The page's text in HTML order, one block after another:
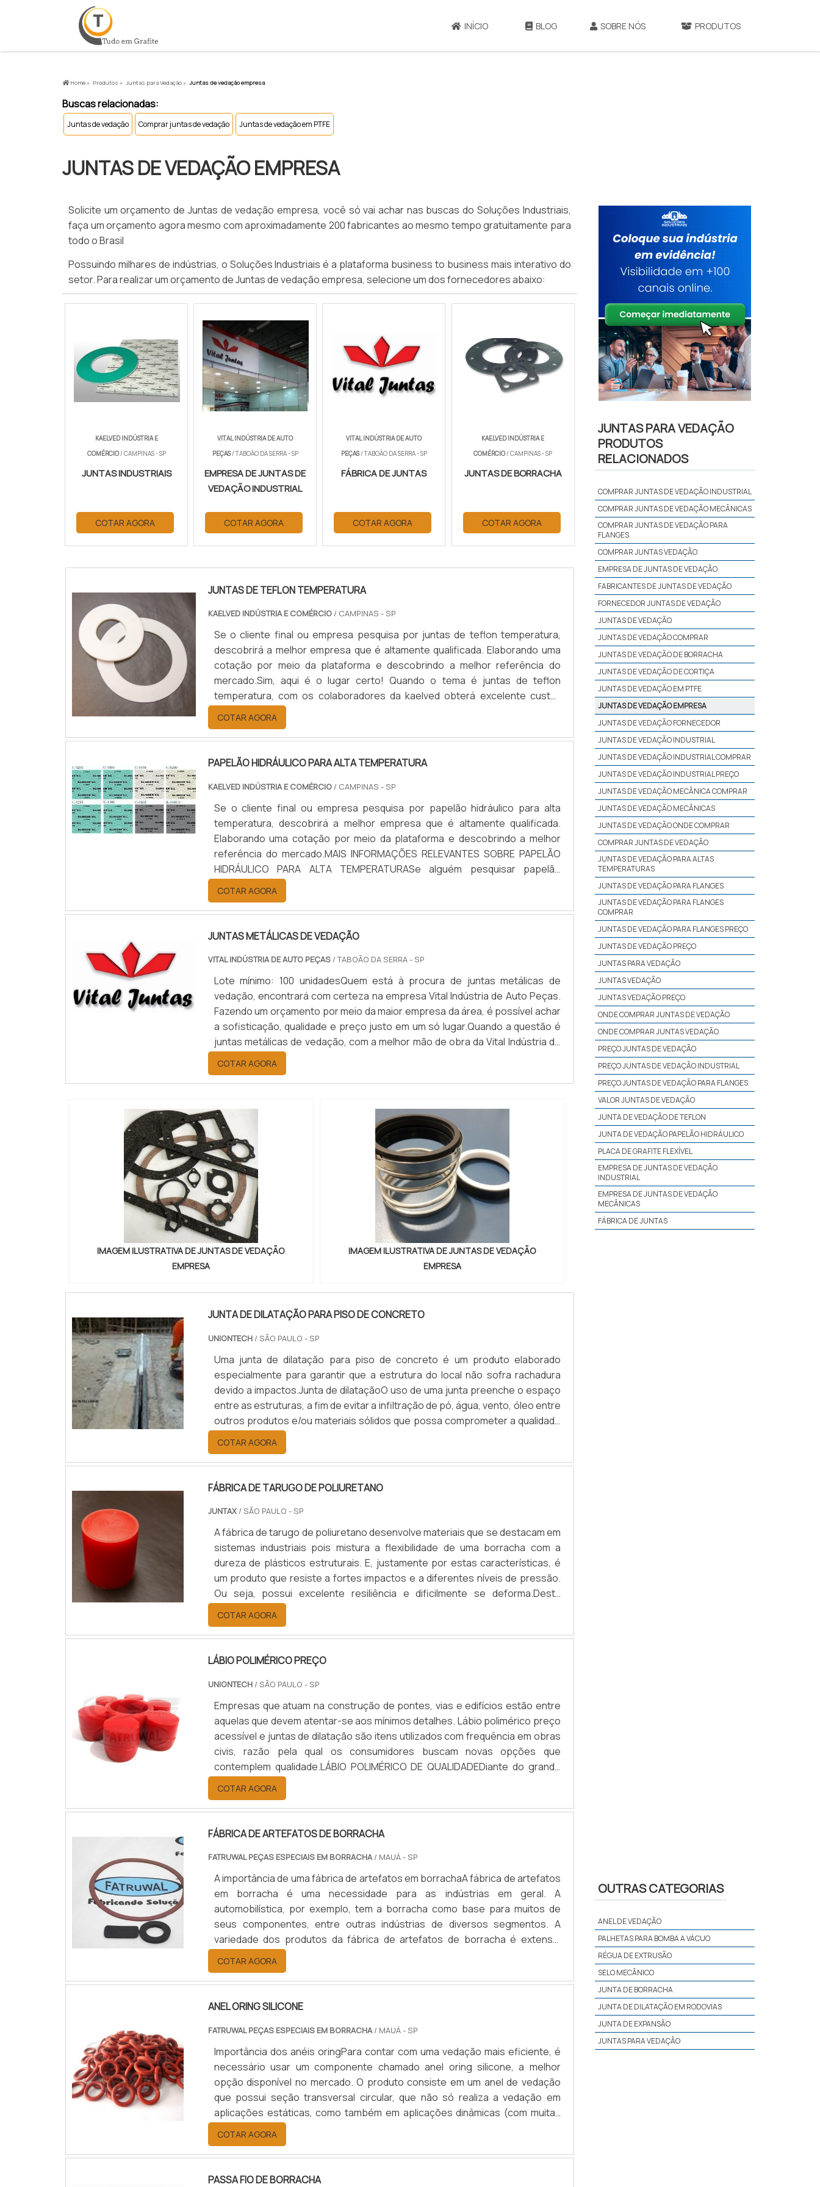
INÍCIO BLOG SOBRE NÓS PRODUTOS
Home » Produtos » Juntas para Vedação » Juntas de vedação empresa
Buscas relacionadas:
Juntas de vedação Comprar juntas de vedação Juntas de vedação em PTFE
JUNTAS DE VEDAÇÃO EMPRESA
Solicite um orçamento de Juntas de vedação empresa, você só vai achar nas buscas do Soluções Industriais,
faça um orçamento agora mesmo com aproximadamente 200 fabricantes ao mesmo tempo gratuitamente para
todo o Brasil
Possuindo milhares de indústrias, o Soluções Industriais é a plataforma business to business mais interativo do
setor. Para realizar um orçamento de Juntas de vedação empresa, selecione um dos fornecedores abaixo:
KAELVED INDÚSTRIA E
COMÉRCIO/ CAMPINAS - SP
JUNTAS INDUSTRIAIS
COTAR AGORA
VITAL INDÚSTRIA DE AUTO
PEÇAS/ TABOÃO DA SERRA - SP
EMPRESA DE JUNTAS DE
VEDAÇÃO INDUSTRIAL
COTAR AGORA
VITAL INDÚSTRIA DE AUTO
PEÇAS/ TABOÃO DA SERRA - SP
FÁBRICA DE JUNTAS
COTAR AGORA
KAELVED INDÚSTRIA E
COMÉRCIO/ CAMPINAS - SP
JUNTAS DE BORRACHA
COTAR AGORA
JUNTAS DE TEFLON TEMPERATURA
KAELVED INDÚSTRIA E COMÉRCIO / CAMPINAS - SP
Se o cliente final ou empresa pesquisa por juntas de teflon temperatura,
descobrirá a melhor empresa que é altamente qualificada. Elaborando uma
cotação por meio da plataforma e descobrindo a melhor referência do
mercado.Sim, aqui é o lugar certo! Quando o tema é juntas de teflon
temperatura, com os colaboradores da kaelved obterá excelente custo-
benefício com assessoria técnica especializada.UM POUCO MAIS SOBRE
JUNTAS DE TEFLON TEMPERA...
COTAR AGORA
PAPELÃO HIDRÁULICO PARA ALTA TEMPERATURA
KAELVED INDÚSTRIA E COMÉRCIO / CAMPINAS - SP
Se o cliente final ou empresa pesquisa por papelão hidráulico para alta
temperatura, descobrirá a melhor empresa que é altamente qualificada.
Elaborando uma cotação por meio da plataforma e descobrindo a melhor
referência do mercado.MAIS INFORMAÇÕES RELEVANTES SOBRE PAPELÃO
HIDRÁULICO PARA ALTA TEMPERATURASe alguém pesquisar papelão
hidráulico para alta temperatura encontra na internet a kaelved. Uma
empresa com alto know-how em laudos ...
COTAR AGORA
JUNTAS METÁLICAS DE VEDAÇÃO
VITAL INDÚSTRIA DE AUTO PEÇAS / TABOÃO DA SERRA - SP
Lote mínimo: 100 unidadesQuem está à procura de juntas metálicas de
vedação, encontrará com certeza na empresa Vital Indústria de Auto Peças.
Fazendo um orçamento por meio da maior empresa da área, é possível achar
a sofisticação, qualidade e preço justo em um só lugar.Quando a questão é
juntas metálicas de vedação, com a melhor mão de obra da Vital Indústria de
Auto Peças, o cliente receberá ótima qualidade com responsabilidade
ambient...
COTAR AGORA
IMAGEM ILUSTRATIVA DE JUNTAS DE VEDAÇÃO
EMPRESA
IMAGEM ILUSTRATIVA DE JUNTAS DE VEDAÇÃO
EMPRESA
JUNTA DE DILATAÇÃO PARA PISO DE CONCRETO
UNIONTECH/ SÃO PAULO - SP
Uma junta de dilatação para piso de concreto é um produto elaborado
especialmente para garantir que a estrutura do local não sofra rachadura
devido a impactos.Junta de dilataçãoO uso de uma junta preenche o espaço
entre as estruturas, a fim de evitar a infiltração de pó, água, vento, óleo entre
outros produtos e/ou materiais sólidos que possa comprometer a qualidade
da construção. Uma vez que é assimilada a importância de prezar por uma
boa junta de movimentação, é possível assegurar maior durab.
COTAR AGORA
FÁBRICA DE TARUGO DE POLIURETANO
JUNTAX/ SÃO PAULO - SP
A fábrica de tarugo de poliuretano desenvolve materiais que se destacam em
sistemas industriais pois mistura a flexibilidade de uma borracha com a
dureza de plásticos estruturais. E, justamente por estas características, é
um produto que resiste a fortes impactos e a diferentes níveis de pressão.
Ou seja, possui excelente resiliência e dificilmente se deforma.Desta
maneira, pode ser usado em diversos maquinários de uma indústria, seja
como um componente elétrico, de amortecimento ou de vedação. .
COTAR AGORA
LÁBIO POLIMÉRICO PREÇO
UNIONTECH/ SÃO PAULO - SP
Empresas que atuam na construção de pontes, vias e edifícios estão entre
aquelas que devem atentar-se aos mínimos detalhes. Lábio polimérico preço
acessível e juntas de dilatação são itens utilizados com frequência em obras
civis, razão pela qual os consumidores buscam novas opções que
contemplem qualidade.LÁBIO POLIMÉRICO DE QUALIDADEDiante do grande
crescimento no setor da construção civil e obras públicas, as empresas que
atuam no setor industrial responsável por desenvolver e produzir este t.
COTAR AGORA
FÁBRICA DE ARTEFATOS DE BORRACHA
FATRUWAL PEÇAS ESPECIAIS EM BORRACHA/ MAUÁ - SP
A importância de uma fábrica de artefatos em borrachaA fábrica de artefatos
em borracha é uma necessidade para as indústrias em geral. A
automobilística, por exemplo, tem a borracha como base para muitos de
seus componentes, entre outras indústrias de diversos segmentos. A
variedade dos produtos da fábrica de artefatos de borracha é extensa,
podendo acarretar em itens de: - Segurança; - Proteção; - Vedação; -
Componentes de engrenagens; - Máquinas, entre outros.É importante
garantir a qualidade .
COTAR AGORA
ANEL ORING SILICONE
FATRUWAL PEÇAS ESPECIAIS EM BORRACHA/ MAUÁ - SP
Importância dos anéis oringPara contar com uma vedação mais eficiente, é
necessário usar um componente chamado anel oring silicone, a melhor
opção disponível no mercado. O produto consiste em um anel de vedação
que possui seção transversal circular, que não só realiza a vedação em
aplicações estáticas, como também em aplicações dinâmicas (com muitas
ressalvas).Aplicações e vantagensCom simples instalação, o anel oring
silicone é um componente muito versátil que realiza o processo de vedação
por .
COTAR AGORA
PASSA FIO DE BORRACHA
JUNTAS PARA VEDAÇÃO
PRODUTOS
RELACIONADOS
COMPRAR JUNTAS DE VEDAÇÃO INDUSTRIAL
COMPRAR JUNTAS DE VEDAÇÃO MECÂNICAS
COMPRAR JUNTAS DE VEDAÇÃO PARA
FLANGES
COMPRAR JUNTAS VEDAÇÃO
EMPRESA DE JUNTAS DE VEDAÇÃO
FABRICANTES DE JUNTAS DE VEDAÇÃO
FORNECEDOR JUNTAS DE VEDAÇÃO
JUNTAS DE VEDAÇÃO
JUNTAS DE VEDAÇÃO COMPRAR
JUNTAS DE VEDAÇÃO DE BORRACHA
JUNTAS DE VEDAÇÃO DE CORTIÇA
JUNTAS DE VEDAÇÃO EM PTFE
JUNTAS DE VEDAÇÃO EMPRESA
JUNTAS DE VEDAÇÃO FORNECEDOR
JUNTAS DE VEDAÇÃO INDUSTRIAL
JUNTAS DE VEDAÇÃO INDUSTRIAL COMPRAR
JUNTAS DE VEDAÇÃO INDUSTRIAL PREÇO
JUNTAS DE VEDAÇÃO MECÂNICA COMPRAR
JUNTAS DE VEDAÇÃO MECÂNICAS
JUNTAS DE VEDAÇÃO ONDE COMPRAR
COMPRAR JUNTAS DE VEDAÇÃO
JUNTAS DE VEDAÇÃO PARA ALTAS
TEMPERATURAS
JUNTAS DE VEDAÇÃO PARA FLANGES
JUNTAS DE VEDAÇÃO PARA FLANGES
COMPRAR
JUNTAS DE VEDAÇÃO PARA FLANGES PREÇO
JUNTAS DE VEDAÇÃO PREÇO
JUNTAS PARA VEDAÇÃO
JUNTAS VEDAÇÃO
JUNTAS VEDAÇÃO PREÇO
ONDE COMPRAR JUNTAS DE VEDAÇÃO
ONDE COMPRAR JUNTAS VEDAÇÃO
PREÇO JUNTAS DE VEDAÇÃO
PREÇO JUNTAS DE VEDAÇÃO INDUSTRIAL
PREÇO JUNTAS DE VEDAÇÃO PARA FLANGES
VALOR JUNTAS DE VEDAÇÃO
JUNTA DE VEDAÇÃO DE TEFLON
JUNTA DE VEDAÇÃO PAPELÃO HIDRÁULICO
PLACA DE GRAFITE FLEXÍVEL
EMPRESA DE JUNTAS DE VEDAÇÃO
INDUSTRIAL
EMPRESA DE JUNTAS DE VEDAÇÃO
MECÂNICAS
FÁBRICA DE JUNTAS
OUTRAS CATEGORIAS
ANEL DE VEDAÇÃO
PALHETAS PARA BOMBA A VÁCUO
RÉGUA DE EXTRUSÃO
SELO MECÂNICO
JUNTA DE BORRACHA
JUNTA DE DILATAÇÃO EM RODOVIAS
JUNTA DE EXPANSÃO
JUNTAS PARA VEDAÇÃO